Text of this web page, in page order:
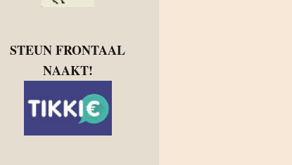
STEUN FRONTAAL
NAAKT!